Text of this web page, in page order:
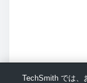
TechSmith では、